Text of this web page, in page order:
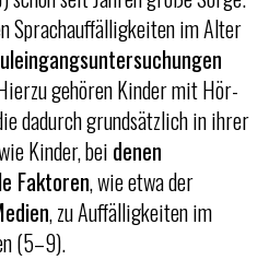
Sprachauffälligkeiten im Alter
gehören Kinder mit Hör-
dadurch grundsätzlich in ihrer
Kinder, bei denen
Faktoren, wie etwa der
, zu Auffälligkeiten im
(5–9).